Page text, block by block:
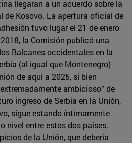
llegaran a un acuerdo sobre la
de Kosovo. La apertura oficial de
tuvo lugar el 21 de enero
la Comisión publicó una
Balcanes occidentales en la
(al igual que Montenegro)
de aquí a 2025, si bien
ambicioso” de
ingreso de Serbia en la Unión,
sigue estando íntimamente
nivel entre estos dos países,
de la Unión, que debería